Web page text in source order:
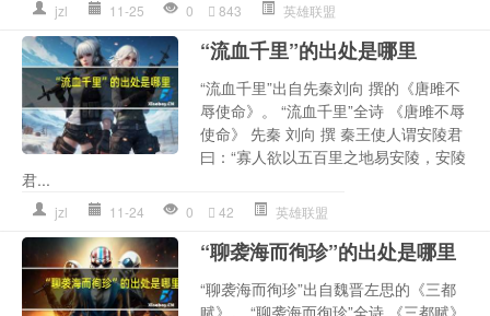
jzl 11-25 0 843 英雄联盟
“流血千里”的出处是哪里
“流血千里”出自先秦刘向 撰的《唐雎不
辱使命》。 “流血千里”全诗 《唐雎不辱
使命》 先秦 刘向 撰 秦王使人谓安陵君
曰：“寡人欲以五百里之地易安陵，安陵
君...
jzl 11-24 0 42 英雄联盟
“聊袭海而徇珍”的出处是哪里
“聊袭海而徇珍”出自魏晋左思的《三都